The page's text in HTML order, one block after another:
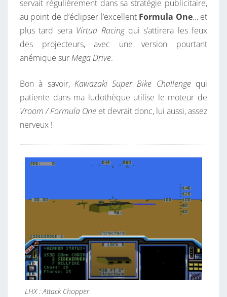
servait régulièrement dans sa stratégie publicitaire,
au point de d’éclipser l’excellent Formula One… et
plus tard sera Virtua Racingqui s’attirera les feux
des projecteurs, avec une version pourtant
anémique surMega Drive.
Bon à savoir, Kawazaki Super Bike Challengequi
patiente dans ma ludothèque utilise le moteur de
Vroom / Formula One et devrait donc, lui aussi, assez
nerveux !
LHX : Attack Chopper